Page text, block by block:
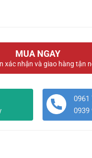
MUA NGAY
xác nhận và giao hàng tận
0961
0939